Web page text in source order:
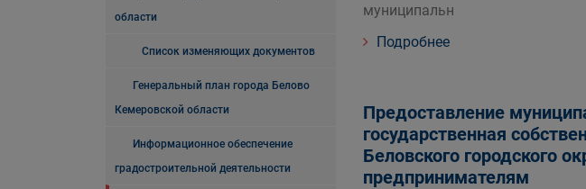
области
Список изменяющих документов
Генеральный план города Белово
Кемеровской области
Информационное обеспечение
градостроительной деятельности
муниципальн
Подробнее
Предоставление
государственная
Беловского городского
предпринимателям